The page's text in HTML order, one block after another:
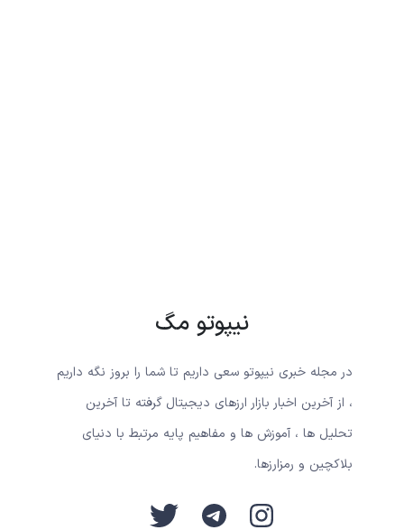
نیپوتو مگ
در مجله خبری نیپوتو سعی داریم تا شما را بروز نگه داریم
، از آخرین اخبار بازار ارزهای دیجیتال گرفته تا آخرین
تحلیل ها ، آموزش ها و مفاهیم پایه مرتبط با دنیای
بلاکچین و رمزارزها.